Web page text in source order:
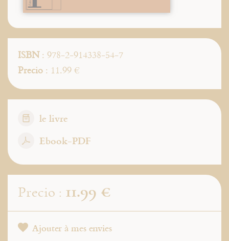
ISBN: 978-2-914338-54-7
Precio : 11.99 €
le livre
Ebook-PDF
Precio : 11.99 €
Ajouter à mes envies